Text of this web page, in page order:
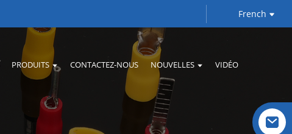
French
PRODUITS CONTACTEZ-NOUS NOUVELLES VIDÉO